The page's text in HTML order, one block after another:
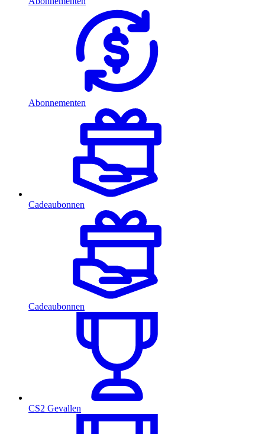
Abonnementen
Cadeaubonnen
Cadeaubonnen
CS2 Gevallen